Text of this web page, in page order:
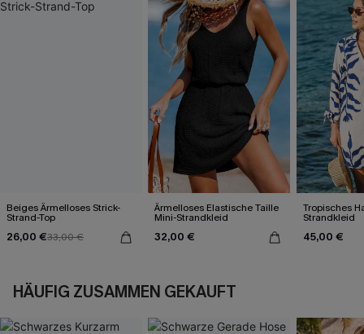
Beiges Ärmelloses Strick-
Strand-Top
26,00 €33,00 €
Ärmelloses Elastische Taille
Mini-Strandkleid
32,00 €
Tropisches
Strandkleid
45,00 €
HÄUFIG ZUSAMMEN GEKAUFT